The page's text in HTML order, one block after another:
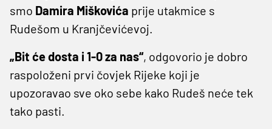
smo Damira Miškovića prije utakmice s
Rudešom u Kranjčevićevoj.
„Bit će dosta i 1-0 za nas“, odgovorio je dobro
raspoloženi prvi čovjek Rijeke koji je
upozoravao sve oko sebe kako Rudeš neće tek
tako pasti.